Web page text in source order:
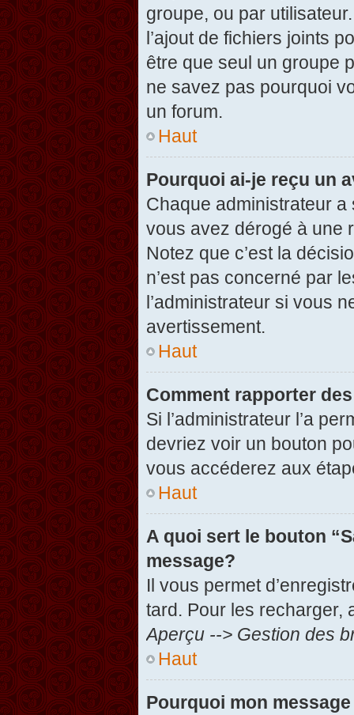
groupe, ou par
l’ajout de fichiers joints
être que seul un groupe
ne savez pas pourquoi
un forum.
Haut
Pourquoi ai-je reçu un
Chaque administrateur
vous avez dérogé à une
Notez que c’est la
n’est pas concerné par
l’administrateur si vous
avertissement.
Haut
Comment rapporter
Si l’administrateur l’a
devriez voir un bouton
vous accéderez aux
Haut
A quoi sert le bouton
message?
Il vous permet
tard. Pour les recharger,
Aperçu --> Gestion des
Haut
Pourquoi mon